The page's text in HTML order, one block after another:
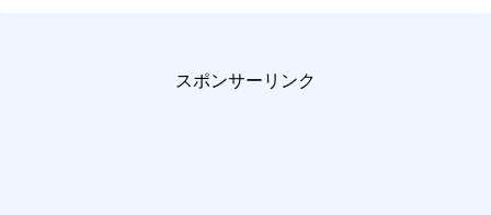
スポンサーリンク